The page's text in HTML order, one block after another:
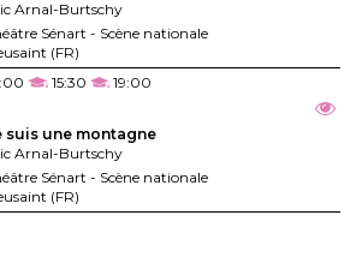
Arnal-Burtschy
Sénart - Scène nationale
(FR)
15:30 19:00
suis une montagne
Arnal-Burtschy
Sénart - Scène nationale
(FR)